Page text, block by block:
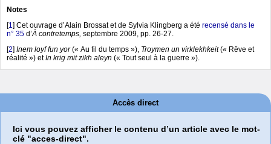
Notes
[1] Cet ouvrage d’Alain Brossat et de Sylvia Klingberg a été recensé dans le
n° 35 d’À contretemps, septembre 2009, pp. 26-27.
[2] Inem loyf fun yor(« Au fil du temps »), Troymen un virklekhkeit(« Rêve et
réalité ») etIn krig mit zikh aleyn (« Tout seul à la guerre »).
Accès direct
Ici vous pouvez afficher le contenu d’un article avec le mot-
clé "acces-direct".